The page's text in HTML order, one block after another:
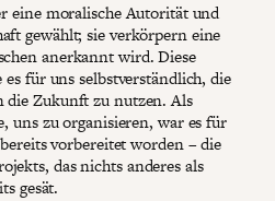
eine moralische Autorität und
gewählt; sie verkörpern eine
anerkannt wird. Diese
für uns selbstverständlich, die
die Zukunft zu nutzen. Als
uns zu organisieren, war es für
vorbereitet worden – die
das nichts anderes als
gesät.